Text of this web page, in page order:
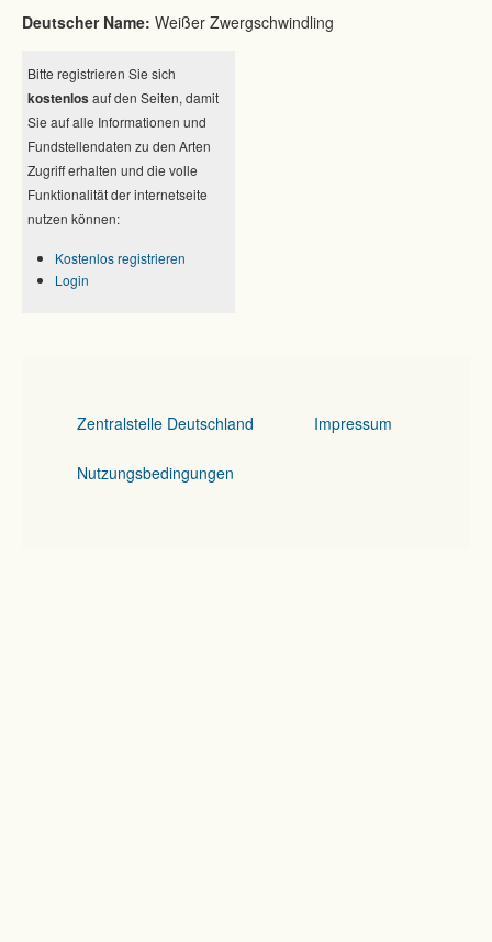
Deutscher Name: Weißer Zwergschwindling
Bitte registrieren Sie sich
kostenlos auf den Seiten, damit
Sie auf alle Informationen und
Fundstellendaten zu den Arten
Zugriff erhalten und die volle
Funktionalität der internetseite
nutzen können:
Kostenlos registrieren
Login
Zentralstelle Deutschland Impressum
Nutzungsbedingungen